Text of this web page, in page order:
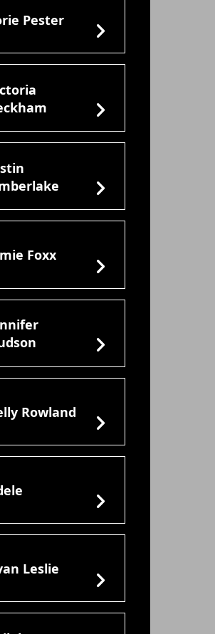
Pester chevron_right
chevron_right
chevron_right
Foxx chevron_right
chevron_right
Rowland chevron_right
chevron_right
Leslie chevron_right